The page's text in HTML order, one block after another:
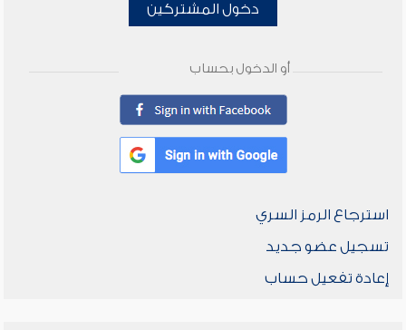
دخول المشتركين
أو الدخول بحساب
استرجاع الرمز السري
تسجيل عضو جديد
إعادة تفعيل حساب